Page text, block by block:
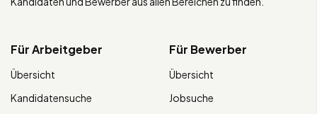
Für Arbeitgeber
Übersicht
Kandidatensuche
Für Bewerber
Übersicht
Jobsuche